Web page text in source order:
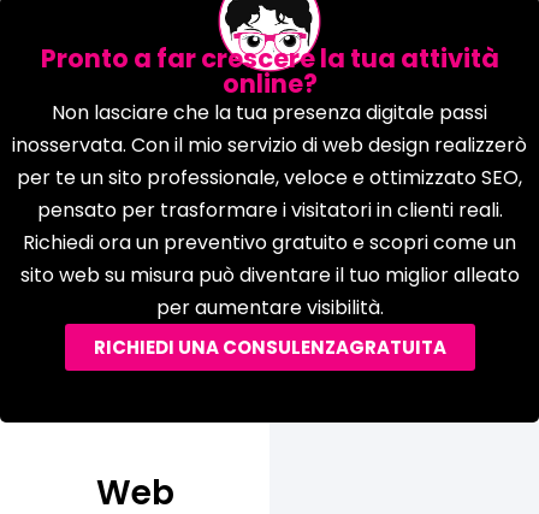
Pronto a far crescere la tua attività
online?
Non lasciare che la tua presenza digitale passi
inosservata. Con il mio servizio di web design realizzerò
per te un sito professionale, veloce e ottimizzato SEO,
pensato per trasformare i visitatori in clienti reali.
Richiedi ora un preventivo gratuito e scopri come un
sito web su misura può diventare il tuo miglior alleato
per aumentare visibilità.
RICHIEDI UNA CONSULENZAGRATUITA
Web